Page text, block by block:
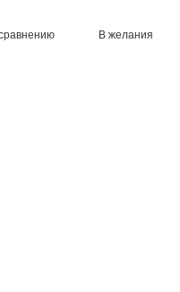
В желания